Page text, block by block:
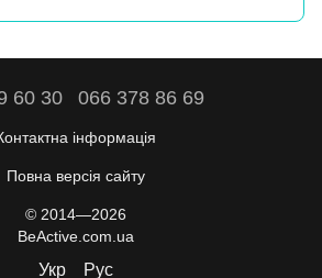
60 30 066 378 86 69
інформація
Повна версія сайту
© 2014—2026
BeActive.com.ua
Укр Рус